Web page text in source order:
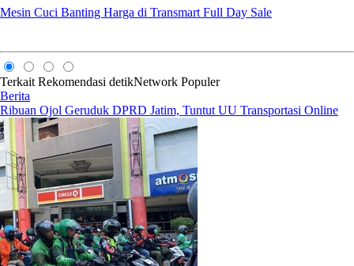
Mesin Cuci Banting Harga di Transmart Full Day Sale
Terkait Rekomendasi detikNetwork Populer
Berita
Ribuan Ojol Geruduk DPRD Jatim, Tuntut UU Transportasi Online